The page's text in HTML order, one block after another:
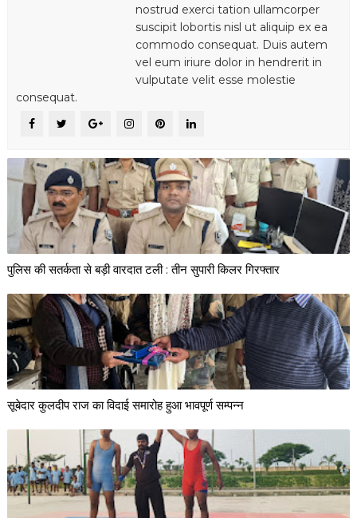
nostrud exerci tation ullamcorper
suscipit lobortis nisl ut aliquip ex ea
commodo consequat. Duis autem
vel eum iriure dolor in hendrerit in
vulputate velit esse molestie
consequat.
पुलिस की सतर्कता से बड़ी वारदात टली : तीन सुपारी किलर गिरफ्तार
सूबेदार कुलदीप राज का विदाई समारोह हुआ भावपूर्ण सम्पन्न